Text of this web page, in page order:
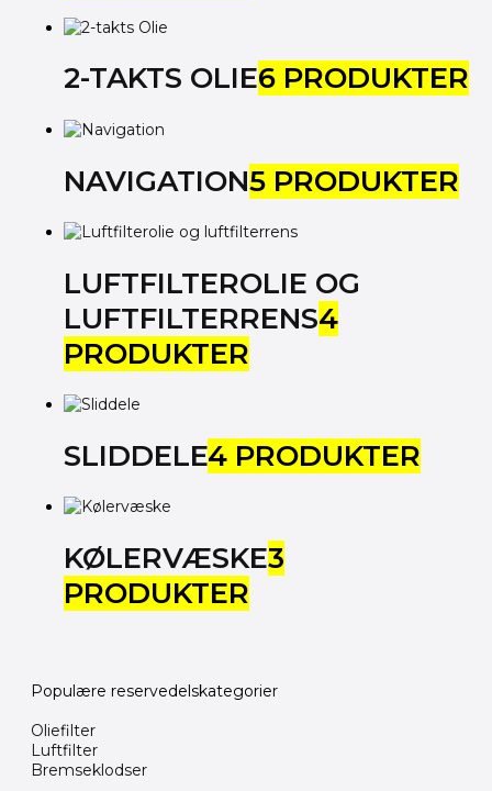
2-TAKTS OLIE6 PRODUKTER
NAVIGATION5 PRODUKTER
LUFTFILTEROLIE OG
LUFTFILTERRENS4
PRODUKTER
SLIDDELE4 PRODUKTER
KØLERVÆSKE3
PRODUKTER
Populære reservedelskategorier
Oliefilter
Luftfilter
Bremseklodser